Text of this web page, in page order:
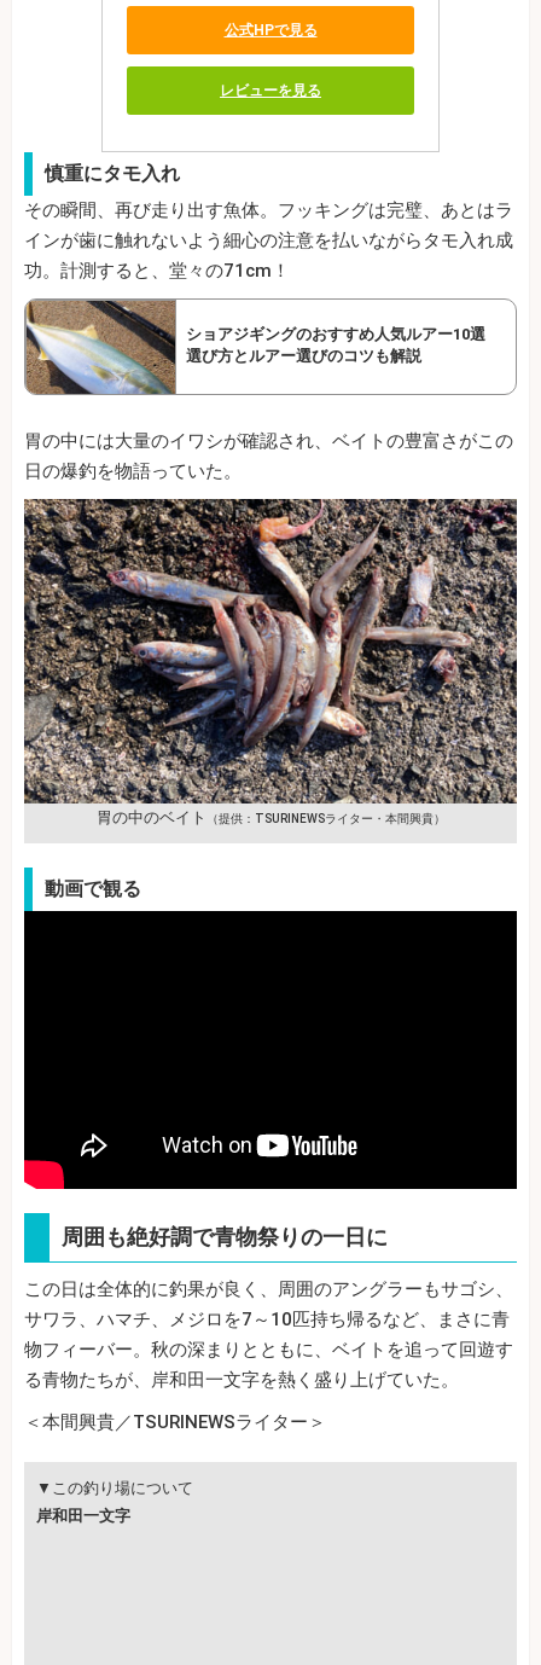
公式HPで見る
レビューを見る
慎重にタモ入れ
その瞬間、再び走り出す魚体。フッキングは完璧、あとはラ
インが歯に触れないよう細心の注意を払いながらタモ入れ成
功。計測すると、堂々の71cm！
ショアジギングのおすすめ人気ルアー10選
選び方とルアー選びのコツも解説
胃の中には大量のイワシが確認され、ベイトの豊富さがこの
日の爆釣を物語っていた。
胃の中のベイト （提供：TSURINEWSライター・本間興貴）
動画で観る
周囲も絶好調で青物祭りの一日に
この日は全体的に釣果が良く、周囲のアングラーもサゴシ、
サワラ、ハマチ、メジロを7～10匹持ち帰るなど、まさに青
物フィーバー。秋の深まりとともに、ベイトを追って回遊す
る青物たちが、岸和田一文字を熱く盛り上げていた。
＜本間興貴／TSURINEWSライター＞
▼この釣り場について
岸和田一文字